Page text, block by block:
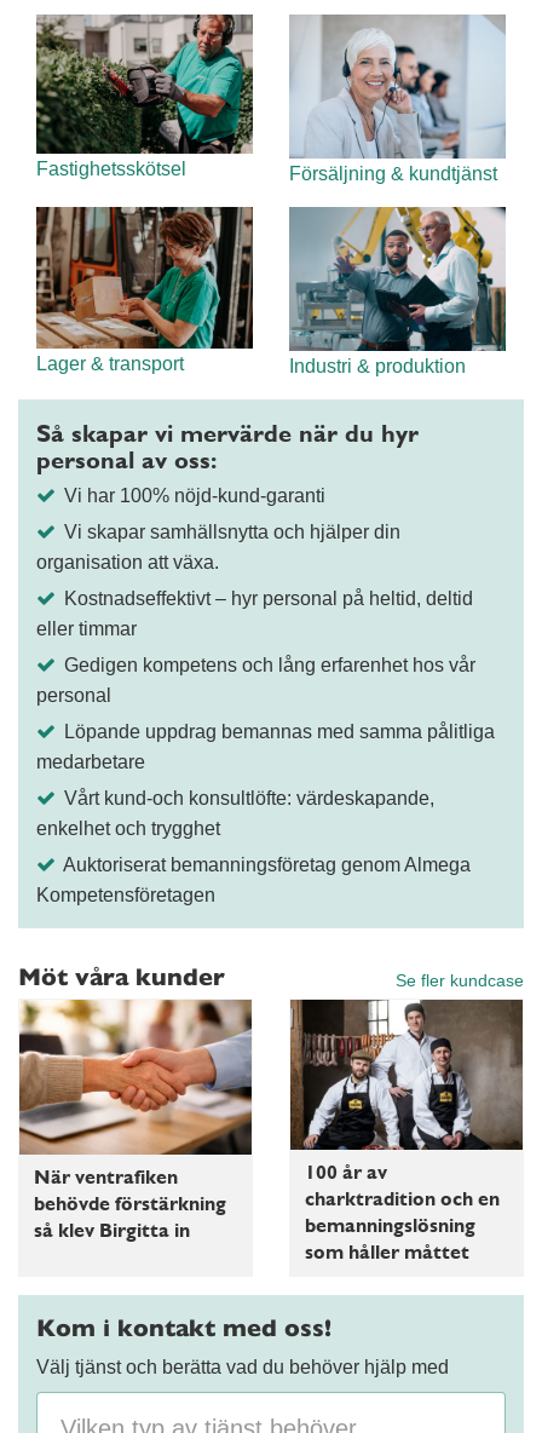
Fastighetsskötsel Försäljning & kundtjänst
Lager & transport Industri & produktion
Möt våra kunder Se fler kundcase
När ventrafiken
behövde förstärkning
så klev Birgitta in
100 år av
charktradition och en
bemanningslösning
som håller måttet
Så skapar vi mervärde när du hyr
personal av oss:
Vi har 100% nöjd-kund-garanti
Vi skapar samhällsnytta och hjälper din
organisation att växa.
Kostnadseffektivt – hyr personal på heltid, deltid
eller timmar
Gedigen kompetens och lång erfarenhet hos vår
personal
Löpande uppdrag bemannas med samma pålitliga
medarbetare
Vårt kund-och konsultlöfte: värdeskapande,
enkelhet och trygghet
Auktoriserat bemanningsföretag genom Almega
Kompetensföretagen
Kom i kontakt med oss!
Välj tjänst och berätta vad du behöver hjälp med